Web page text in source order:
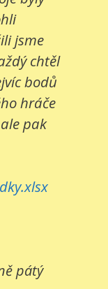
jsme
chtěl
bodů
hráče
pak
pátý